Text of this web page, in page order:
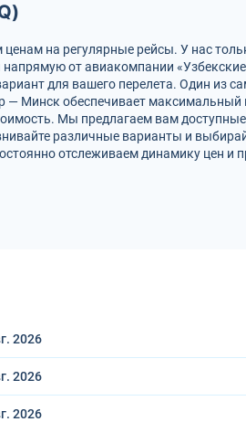
на регулярные рейсы. У нас
от авиакомпании «Узбекские
для вашего перелета. Один из
— Минск обеспечивает максимальный
Мы предлагаем вам
различные варианты и
отслеживаем динамику цен и
2026
2026
2026